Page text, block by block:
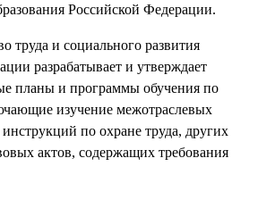
Российской Федерации.
труда и социального развития
разрабатывает и утверждает
планы и программы обучения по
изучение межотраслевых
по охране труда, других
актов, содержащих требования